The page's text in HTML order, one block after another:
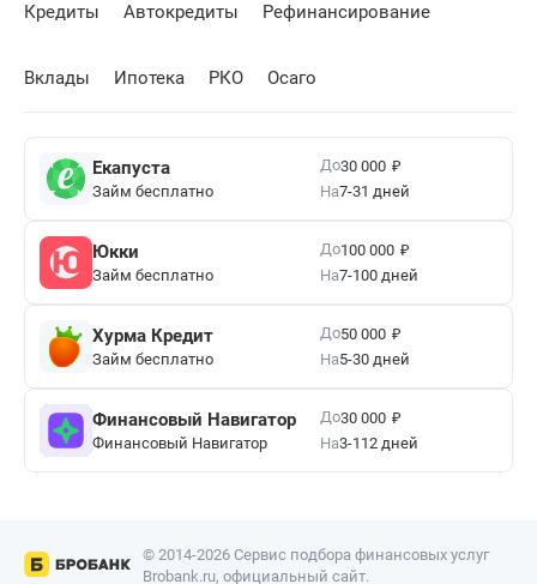
Кредиты Автокредиты Рефинансирование
Вклады Ипотека РКО Осаго
Екапуста
Займ бесплатно
До30 000 ₽
На7-31 дней
Юкки
Займ бесплатно
До100 000 ₽
На7-100 дней
Хурма Кредит
Займ бесплатно
До50 000 ₽
На5-30 дней
Финансовый Навигатор
Финансовый Навигатор
До30 000 ₽
На3-112 дней
© 2014-2026 Сервис подбора финансовых услуг
Brobank.ru, официальный сайт.